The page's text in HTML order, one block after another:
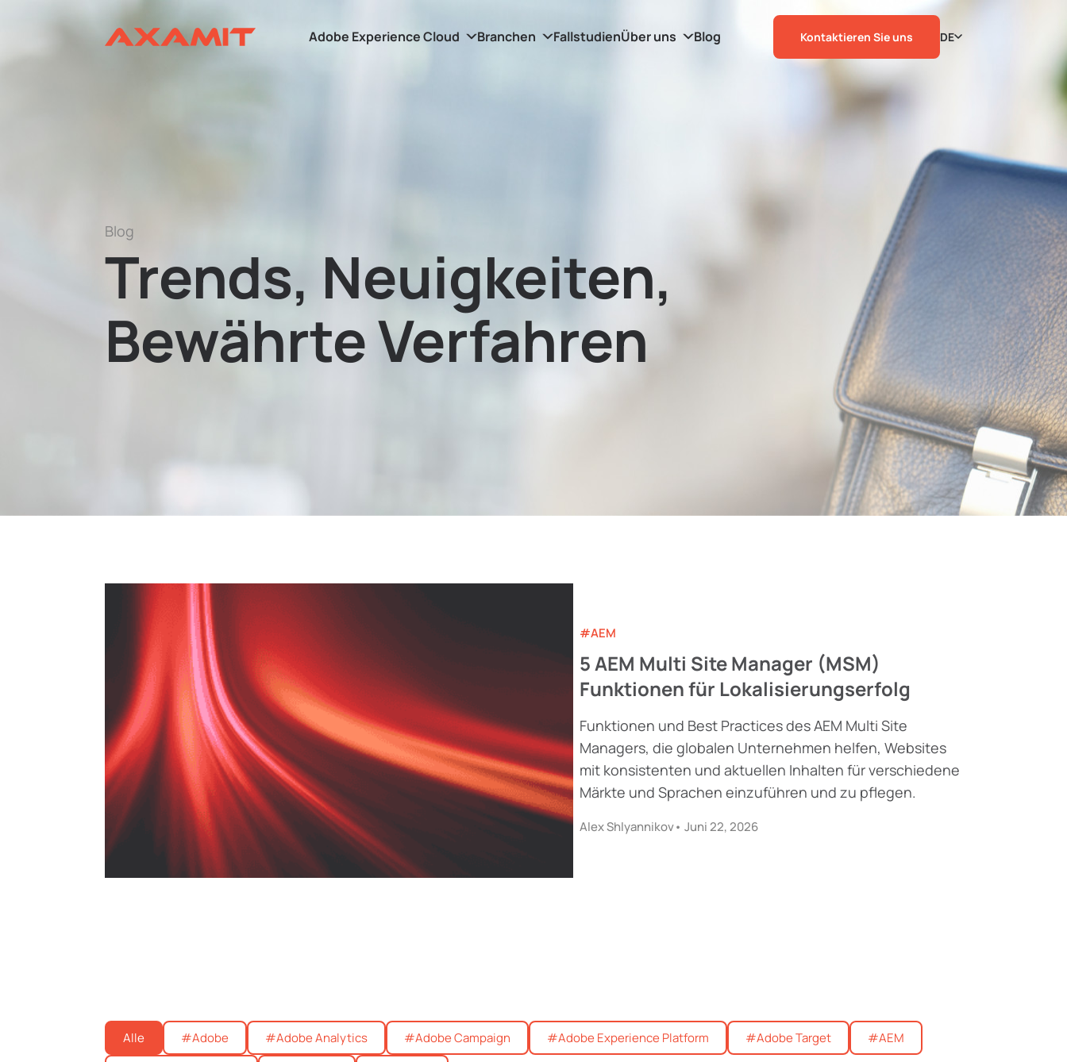
Adobe Experience Cloud Branchen FallstudienÜber uns Blog Kontaktieren Sie uns DE
Blog
Trends, Neuigkeiten,
Bewährte Verfahren
#AEM
5 AEM Multi Site Manager (MSM)
Funktionen für Lokalisierungserfolg
Funktionen und Best Practices des AEM Multi Site
Managers, die globalen Unternehmen helfen, Websites
mit konsistenten und aktuellen Inhalten für verschiedene
Märkte und Sprachen einzuführen und zu pflegen.
Alex Shlyannikov• Juni 22, 2026
Alle #Adobe #Adobe Analytics #Adobe Campaign #Adobe Experience Platform #Adobe Target #AEM